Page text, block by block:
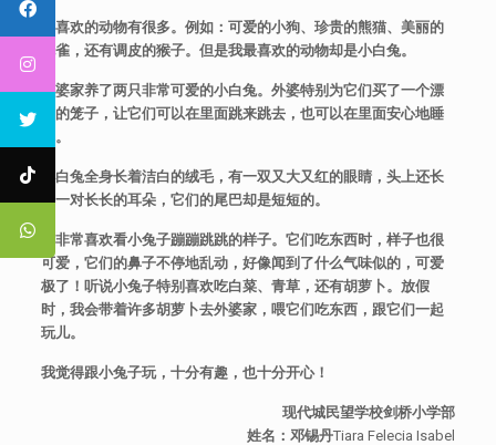
我喜欢的动物有很多。例如：可爱的小狗、珍贵的熊猫、美丽的
孔雀，还有调皮的猴子。但是我最喜欢的动物却是小白兔。
外婆家养了两只非常可爱的小白兔。外婆特别为它们买了一个漂
亮的笼子，让它们可以在里面跳来跳去，也可以在里面安心地睡
觉。
小白兔全身长着洁白的绒毛，有一双又大又红的眼睛，头上还长
着一对长长的耳朵，它们的尾巴却是短短的。
我非常喜欢看小兔子蹦蹦跳跳的样子。它们吃东西时，样子也很
可爱，它们的鼻子不停地乱动，好像闻到了什么气味似的，可爱
极了！听说小兔子特别喜欢吃白菜、青草，还有胡萝卜。放假
时，我会带着许多胡萝卜去外婆家，喂它们吃东西，跟它们一起
玩儿。
我觉得跟小兔子玩，十分有趣，也十分开心！
现代城民望学校剑桥小学部
姓名：邓锡丹Tiara Felecia Isabel